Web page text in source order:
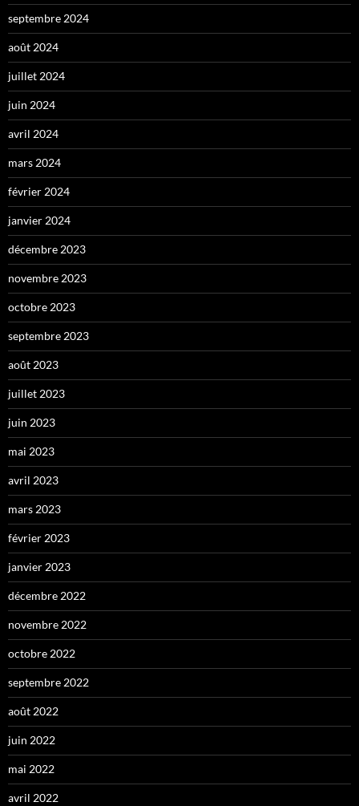
septembre 2024
août 2024
juillet 2024
juin 2024
avril 2024
mars 2024
février 2024
janvier 2024
décembre 2023
novembre 2023
octobre 2023
septembre 2023
août 2023
juillet 2023
juin 2023
mai 2023
avril 2023
mars 2023
février 2023
janvier 2023
décembre 2022
novembre 2022
octobre 2022
septembre 2022
août 2022
juin 2022
mai 2022
avril 2022